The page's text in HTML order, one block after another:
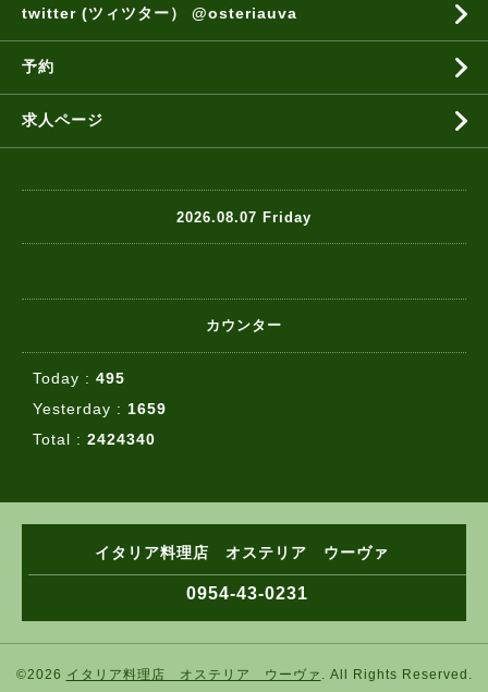
twitter (ツィツター） @osteriauva
予約
求人ページ
2026.08.07 Friday
カウンター
Today : 495
Yesterday : 1659
Total : 2424340
イタリア料理店 オステリア ウーヴァ
0954-43-0231
©2026 イタリア料理店 オステリア ウーヴァ . All Rights Reserved.